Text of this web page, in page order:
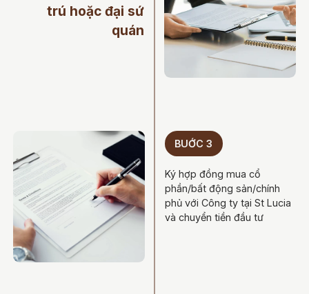
trú hoặc đại sứ
quán
BUỚC 3
Ký hợp đồng mua cổ
phần/bất động sản/chính
phủ với Công ty tại St Lucia
và chuyển tiền đầu tư